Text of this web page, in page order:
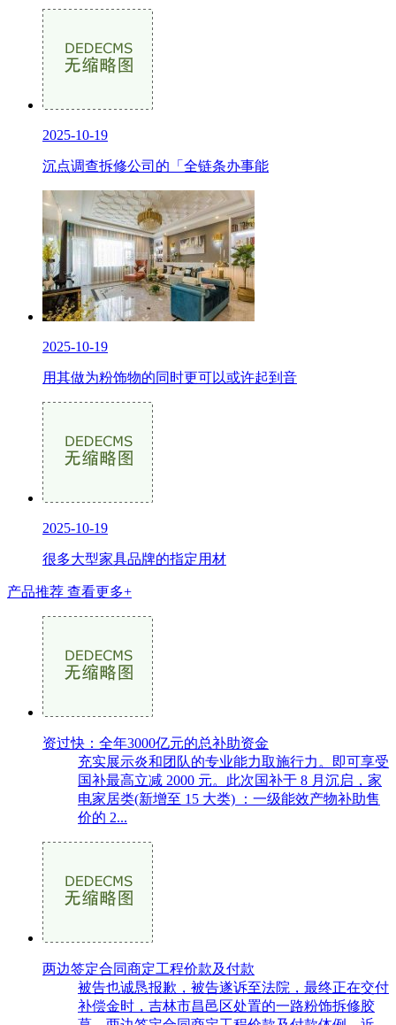
2025-10-19
沉点调查拆修公司的「全链条办事能
2025-10-19
用其做为粉饰物的同时更可以或许起到音
2025-10-19
很多大型家具品牌的指定用材
产品推荐 查看更多+
资过快：全年3000亿元的总补助资金
充实展示炎和团队的专业能力取施行力。即可享受
国补最高立减 2000 元。此次国补于 8 月沉启，家
电家居类(新增至 15 大类) ：一级能效产物补助售
价的 2...
两边签定合同商定工程价款及付款
被告也诚恳报歉，被告遂诉至法院，最终正在交付
补偿金时，吉林市昌邑区处置的一路粉饰拆修胶